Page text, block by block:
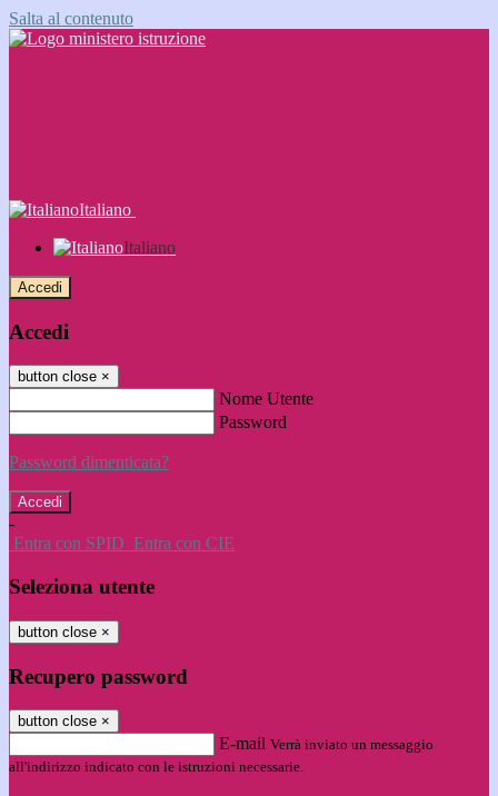
Salta al contenuto
Italiano
Italiano
Accedi
Accedi
button close ×
Nome Utente
Password
Password dimenticata?
-
Entra con SPID Entra con CIE
Seleziona utente
button close ×
Recupero password
button close ×
E-mail Verrà inviato un messaggio
all'indirizzo indicato con le istruzioni necessarie.